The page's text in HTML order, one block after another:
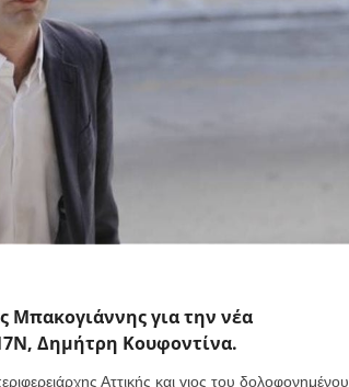
Μπακογιάννης για την νέα
Δημήτρη Κουφοντίνα.
Αττικής και γιος του δολοφονημένου